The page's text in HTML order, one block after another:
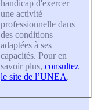
handicap d'exercer
une activité
professionnelle dans
des conditions
adaptées à ses
capacités. Pour en
savoir plus, consultez
le site de l’UNEA.